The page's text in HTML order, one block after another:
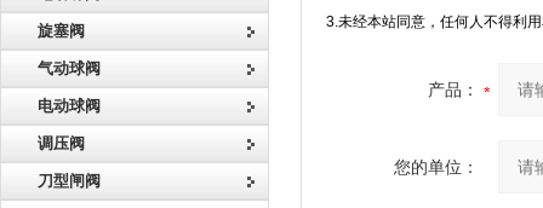
旋塞阀
气动球阀
电动球阀
调压阀
刀型闸阀
3.未经本站同意，任何人不得利
产品：
您的单位：